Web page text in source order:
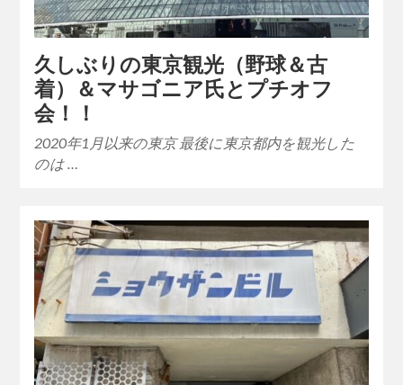
久しぶりの東京観光（野球＆古
着）＆マサゴニア氏とプチオフ
会！！
2020年1月以来の東京 最後に東京都内を観光した
のは …